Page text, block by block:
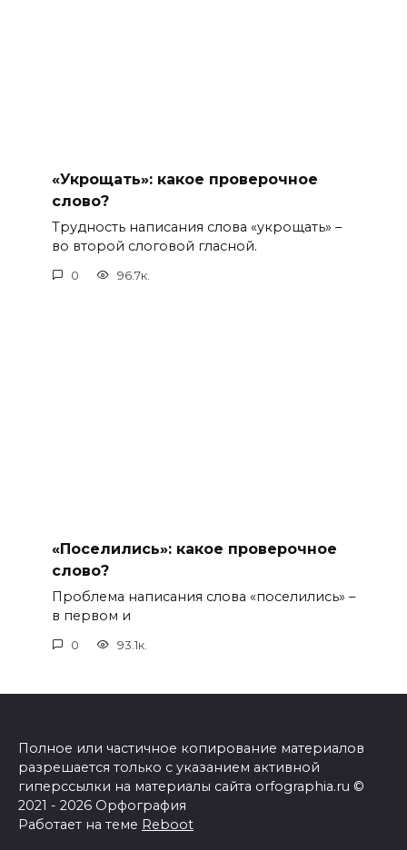
«Укрощать»: какое проверочное
слово?
Трудность написания слова «укрощать» –
во второй слоговой гласной.
0 96.7к.
«Поселились»: какое проверочное
слово?
Проблема написания слова «поселились» –
в первом и
0 93.1к.
Полное или частичное копирование материалов
разрешается только с указанием активной
гиперссылки на материалы сайта orfographia.ru ©
2021 - 2026 Орфография
Работает на теме Reboot